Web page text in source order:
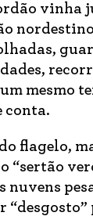
vinha
mesmo
conta.
flagelo,